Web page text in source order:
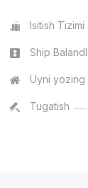
Isitish Tizimi
Ship
Uyni yozing
Tugatish